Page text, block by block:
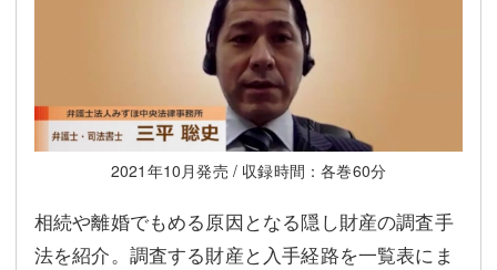
2021年10月発売 / 収録時間：各巻60分
相続や離婚でもめる原因となる隠し財産の調査手
法を紹介。調査する財産と入手経路を一覧表にま